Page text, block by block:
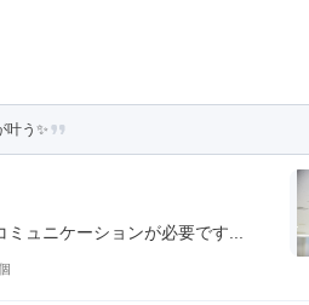
叶う✨
ュニケーションが必要です...